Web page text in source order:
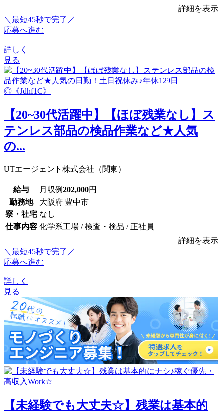
詳細を表示
＼最短45秒で完了／
応募へ進む
詳しく
見る
【20~30代活躍中】【ほぼ残業なし】ス
テンレス部品の検品作業など★人気
の...
UTエージェント株式会社（関東）
給与 月収例202,000円
勤務地
大阪府 豊中市
寮・社宅 なし
仕事内容 化学系工場 / 検査・検品 / 正社員
詳細を表示
＼最短45秒で完了／
応募へ進む
詳しく
見る
【未経験でも大丈夫☆】残業は基本的